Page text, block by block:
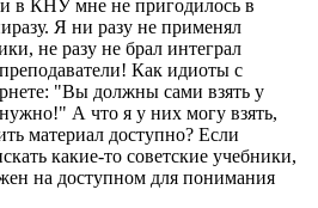
в КНУ мне не пригодилось в
Я ни разу не применял
не разу не брал интеграл
Как идиоты с
"Вы должны сами взять у
А что я у них могу взять,
материал доступно? Если
какие-то советские учебники,
на доступном для понимания